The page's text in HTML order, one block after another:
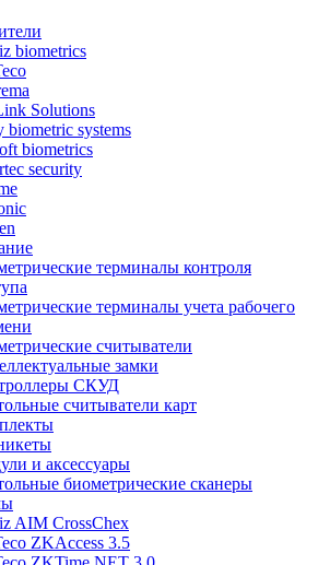
biometrics
Solutions
biometric systems
biometrics
security
терминалы контроля
терминалы учета рабочего
считыватели
замки
СКУД
считыватели карт
и аксессуары
биометрические сканеры
AIM CrossChex
ZKAccess 3.5